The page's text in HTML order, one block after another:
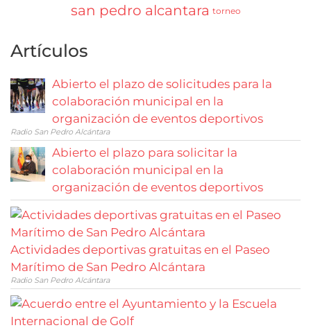
san pedro alcantara torneo
Artículos
Abierto el plazo de solicitudes para la
colaboración municipal en la
organización de eventos deportivos
Radio San Pedro Alcántara
Abierto el plazo para solicitar la
colaboración municipal en la
organización de eventos deportivos
Actividades deportivas gratuitas en el Paseo
Marítimo de San Pedro Alcántara
Radio San Pedro Alcántara